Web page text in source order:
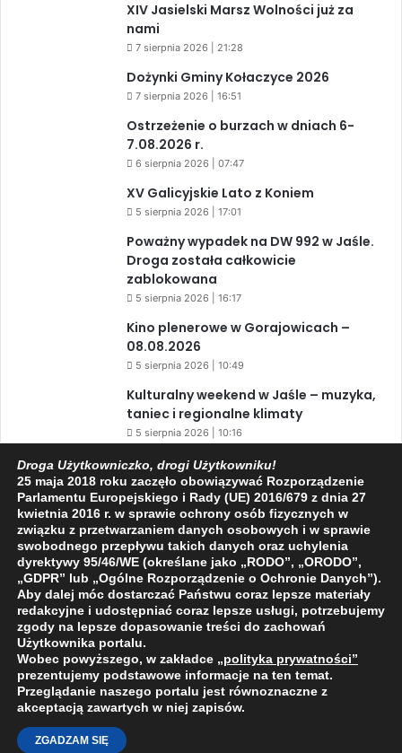
XIV Jasielski Marsz Wolności już za
nami
7 sierpnia 2026 | 21:28
Dożynki Gminy Kołaczyce 2026
7 sierpnia 2026 | 16:51
Ostrzeżenie o burzach w dniach 6-
7.08.2026 r.
6 sierpnia 2026 | 07:47
XV Galicyjskie Lato z Koniem
5 sierpnia 2026 | 17:01
Poważny wypadek na DW 992 w Jaśle.
Droga została całkowicie
zablokowana
5 sierpnia 2026 | 16:17
Kino plenerowe w Gorajowicach –
08.08.2026
5 sierpnia 2026 | 10:49
Kulturalny weekend w Jaśle – muzyka,
taniec i regionalne klimaty
5 sierpnia 2026 | 10:16
Czy Kopernik zjadał piernik?
5 sierpnia 2026 | 10:12
Facebook
X YouTube
2009 - 2026 © Wszelkie prawa zastrzeżone
O NAS
REDAKCJA POLITYKA PRYWATNOŚCI
Droga Użytkowniczko, drogi Użytkowniku!
25 maja 2018 roku zaczęło obowiązywać Rozporządzenie
Parlamentu Europejskiego i Rady (UE) 2016/679 z dnia 27
kwietnia 2016 r. w sprawie ochrony osób fizycznych w
związku z przetwarzaniem danych osobowych i w sprawie
swobodnego przepływu takich danych oraz uchylenia
dyrektywy 95/46/WE (określane jako „RODO”, „ORODO”,
„GDPR” lub „Ogólne Rozporządzenie o Ochronie Danych”).
Aby dalej móc dostarczać Państwu coraz lepsze materiały
redakcyjne i udostępniać coraz lepsze usługi, potrzebujemy
zgody na lepsze dopasowanie treści do zachowań
Użytkownika portalu.
Wobec powyższego, w zakładce „polityka prywatności”
prezentujemy podstawowe informacje na ten temat.
Przeglądanie naszego portalu jest równoznaczne z
akceptacją zawartych w niej zapisów.
ZGADZAM SIĘ